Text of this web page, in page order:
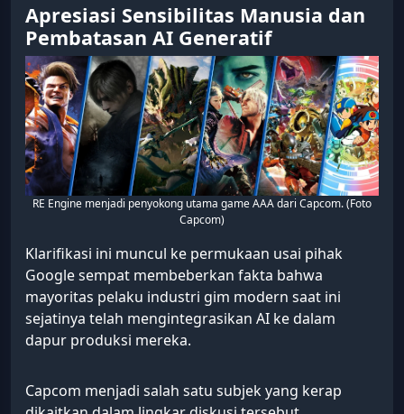
Apresiasi Sensibilitas Manusia dan
Pembatasan AI Generatif
RE Engine menjadi penyokong utama game AAA dari Capcom. (Foto
Capcom)
Klarifikasi ini muncul ke permukaan usai pihak
Google sempat membeberkan fakta bahwa
mayoritas pelaku industri gim modern saat ini
sejatinya telah mengintegrasikan AI ke dalam
dapur produksi mereka.
Capcom menjadi salah satu subjek yang kerap